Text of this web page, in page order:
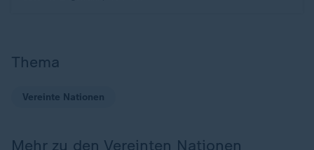
Thema
Vereinte Nationen
Mehr zu den Vereinten Nationen